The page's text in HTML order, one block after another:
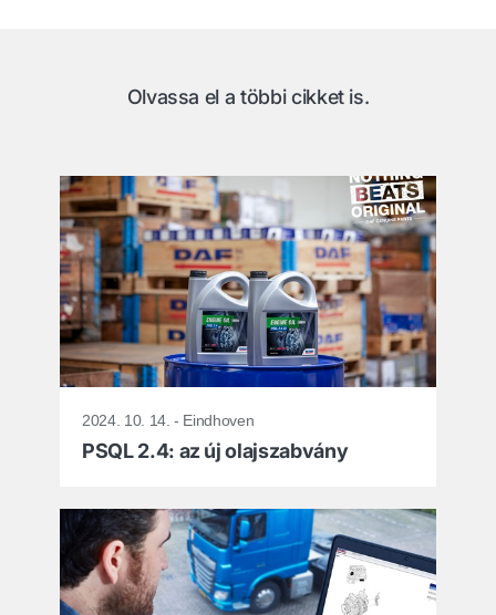
Olvassa el a többi cikket is.
2024. 10. 14. - Eindhoven
PSQL 2.4: az új olajszabvány